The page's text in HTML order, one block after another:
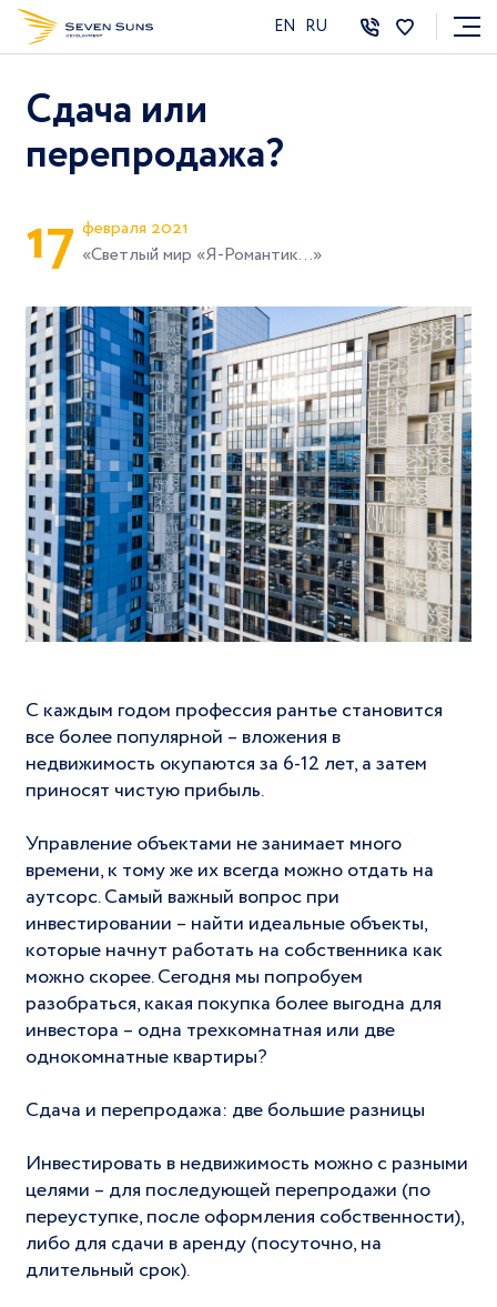
EN RU
Сдача или
перепродажа?
17 февраля 2021
«Светлый мир «Я-Романтик...»
С каждым годом профессия рантье становится
все более популярной – вложения в
недвижимость окупаются за 6-12 лет, а затем
приносят чистую прибыль.
Управление объектами не занимает много
времени, к тому же их всегда можно отдать на
аутсорс. Самый важный вопрос при
инвестировании – найти идеальные объекты,
которые начнут работать на собственника как
можно скорее. Сегодня мы попробуем
разобраться, какая покупка более выгодна для
инвестора – одна трехкомнатная или две
однокомнатные квартиры?
Сдача и перепродажа: две большие разницы
Инвестировать в недвижимость можно с разными
целями – для последующей перепродажи (по
переуступке, после оформления собственности),
либо для сдачи в аренду (посуточно, на
длительный срок).